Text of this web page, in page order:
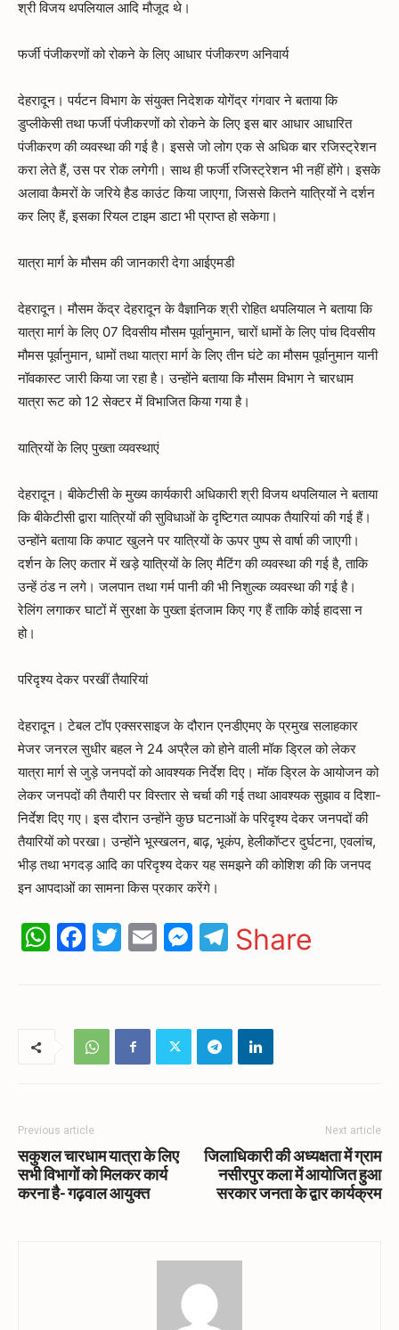
श्री विजय थपलियाल आदि मौजूद थे।
फर्जी पंजीकरणों को रोकने के लिए आधार पंजीकरण अनिवार्य
देहरादून। पर्यटन विभाग के संयुक्त निदेशक योगेंद्र गंगवार ने बताया कि
डुप्लीकेसी तथा फर्जी पंजीकरणों को रोकने के लिए इस बार आधार आधारित
पंजीकरण की व्यवस्था की गई है। इससे जो लोग एक से अधिक बार रजिस्ट्रेशन
करा लेते हैं, उस पर रोक लगेगी। साथ ही फर्जी रजिस्ट्रेशन भी नहीं होंगे। इसके
अलावा कैमरों के जरिये हैड काउंट किया जाएगा, जिससे कितने यात्रियों ने दर्शन
कर लिए हैं, इसका रियल टाइम डाटा भी प्राप्त हो सकेगा।
यात्रा मार्ग के मौसम की जानकारी देगा आईएमडी
देहरादून। मौसम केंद्र देहरादून के वैज्ञानिक श्री रोहित थपलियाल ने बताया कि
यात्रा मार्ग के लिए 07 दिवसीय मौसम पूर्वानुमान, चारों धामों के लिए पांच दिवसीय
मौमस पूर्वानुमान, धामों तथा यात्रा मार्ग के लिए तीन घंटे का मौसम पूर्वानुमान यानी
नॉवकास्ट जारी किया जा रहा है। उन्होंने बताया कि मौसम विभाग ने चारधाम
यात्रा रूट को 12 सेक्टर में विभाजित किया गया है।
यात्रियों के लिए पुख्ता व्यवस्थाएं
देहरादून। बीकेटीसी के मुख्य कार्यकारी अधिकारी श्री विजय थपलियाल ने बताया
कि बीकेटीसी द्वारा यात्रियों की सुविधाओं के दृष्टिगत व्यापक तैयारियां की गई हैं।
उन्होंने बताया कि कपाट खुलने पर यात्रियों के ऊपर पुष्प से वार्षा की जाएगी।
दर्शन के लिए कतार में खड़े यात्रियों के लिए मैटिंग की व्यवस्था की गई है, ताकि
उन्हें ठंड न लगे। जलपान तथा गर्म पानी की भी निशुल्क व्यवस्था की गई है।
रेलिंग लगाकर घाटों में सुरक्षा के पुख्ता इंतजाम किए गए हैं ताकि कोई हादसा न
हो।
परिदृश्य देकर परखीं तैयारियां
देहरादून। टेबल टॉप एक्सरसाइज के दौरान एनडीएमए के प्रमुख सलाहकार
मेजर जनरल सुधीर बहल ने 24 अप्रैल को होने वाली मॉक ड्रिल को लेकर
यात्रा मार्ग से जुड़े जनपदों को आवश्यक निर्देश दिए। मॉक ड्रिल के आयोजन को
लेकर जनपदों की तैयारी पर विस्तार से चर्चा की गई तथा आवश्यक सुझाव व दिशा-
निर्देश दिए गए। इस दौरान उन्होंने कुछ घटनाओं के परिदृश्य देकर जनपदों की
तैयारियों को परखा। उन्होंने भूस्खलन, बाढ़, भूकंप, हेलीकॉप्टर दुर्घटना, एवलांच,
भीड़ तथा भगदड़ आदि का परिदृश्य देकर यह समझने की कोशिश की कि जनपद
इन आपदाओं का सामना किस प्रकार करेंगे।
WhatsApp
Facebook
Twitter
EmailMessenger
Telegram
Share
Previous article
सकुशल चारधाम यात्रा के लिए
सभी विभागों को मिलकर कार्य
करना है- गढ़वाल आयुक्त
Next article
जिलाधिकारी की अध्यक्षता में ग्राम
नसीरपुर कला में आयोजित हुआ
सरकार जनता के द्वार कार्यक्रम